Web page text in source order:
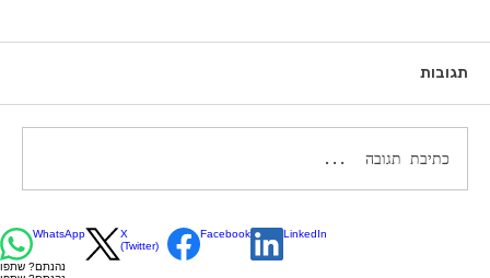
מי הרג את המומחה? חלק א'
תגובות
כתיבת תגובה...
WhatsApp
X
(Twitter)
Facebook LinkedIn
נהנתם? שתפו